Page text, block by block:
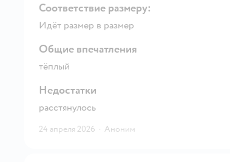
Соответствие размеру:
Идёт размер в размер
Общие впечатления
тёплый
Недостатки
расстянулось
24 апреля 2026 · Аноним